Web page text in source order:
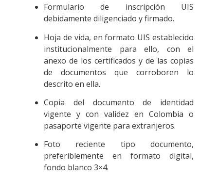
Formulario de inscripción UIS
debidamente diligenciado y firmado.
Hoja de vida, en formato UIS establecido
institucionalmente para ello, con el
anexo de los certificados y de las copias
de documentos que corroboren lo
descrito en ella.
Copia del documento de identidad
vigente y con validez en Colombia o
pasaporte vigente para extranjeros.
Foto reciente tipo documento,
preferiblemente en formato digital,
fondo blanco 3×4.